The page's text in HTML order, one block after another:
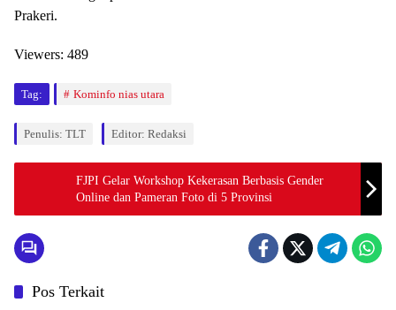
Prakeri.
Viewers: 489
Tag: Kominfo nias utara
Penulis: TLT Editor: Redaksi
FJPI Gelar Workshop Kekerasan Berbasis Gender
Online dan Pameran Foto di 5 Provinsi
Pos Terkait
Berita